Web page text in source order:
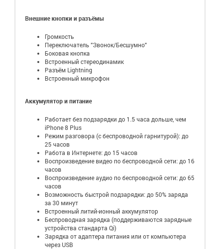
Внешние кнопки и разъёмы
Громкость
Переключатель "Звонок/Бесшумно"
Боковая кнопка
Встроенный стереодинамик
Разъём Lightning
Встроенный микрофон
Аккумулятор и питание
Работает без подзарядки до 1.5 часа дольше, чем
iPhone 8 Plus
Режим разговора (с беспроводной гарнитурой): до
25 часов
Работа в Интернете: до 15 часов
Воспроизведение видео по беспроводной сети: до 16
часов
Воспроизведение аудио по беспроводной сети: до 65
часов
Возможность быстрой подзарядки: до 50% заряда
за 30 минут
Встроенный литий-ионный аккумулятор
Беспроводная зарядка (поддерживаются зарядные
устройства стандарта Qi)
Зарядка от адаптера питания или от компьютера
через USB